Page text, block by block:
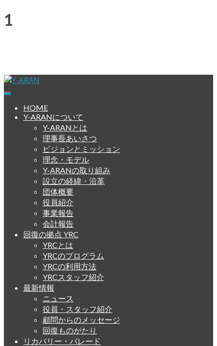
Skip
to
11月6日(日)にリカバリー・
Y-ARAN
横浜依存症回復擁護ネットワーク
HOME
Y-ARANについて
Y-ARANとは
理事長あいさつ
ビジョンとミッション
理念・モデル
Y-ARANの取り組み
設立の経緯・沿革
団体概要
役員紹介
事業報告
会計報告
回復の拠点 YRC
YRCとは
YRCのプログラム
YRCの利用方法
YRCスタッフ紹介
最新情報
ニュース
役員・スタッフ紹介
顧問からのメッセージ
回復ものがたり
リカバリー・パレード